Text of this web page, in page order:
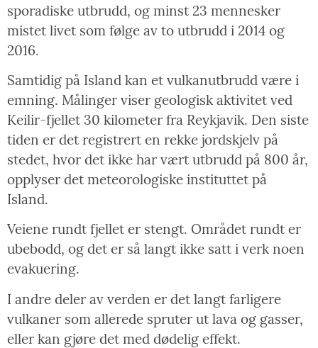
sporadiske utbrudd, og minst 23 mennesker
mistet livet som følge av to utbrudd i 2014 og
2016.
Samtidig på Island kan et vulkanutbrudd være i
emning. Målinger viser geologisk aktivitet ved
Keilir-fjellet 30 kilometer fra Reykjavik. Den siste
tiden er det registrert en rekke jordskjelv på
stedet, hvor det ikke har vært utbrudd på 800 år,
opplyser det meteorologiske instituttet på
Island.
Veiene rundt fjellet er stengt. Området rundt er
ubebodd, og det er så langt ikke satt i verk noen
evakuering.
I andre deler av verden er det langt farligere
vulkaner som allerede spruter ut lava og gasser,
eller kan gjøre det med dødelig effekt.